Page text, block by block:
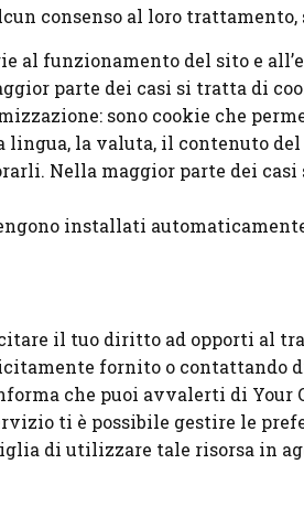
consenso al loro trattamento,
al funzionamento del sito e
parte dei casi si tratta di
sono cookie che
lingua, la valuta, il contenuto
Nella maggior parte dei
installati
il tuo diritto ad opporti al
fornito o contattando
che puoi avvalerti di Your
ti è possibile gestire le
di utilizzare tale risorsa in